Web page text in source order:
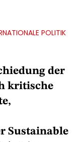
POLITIK
der
kritische
Sustainable